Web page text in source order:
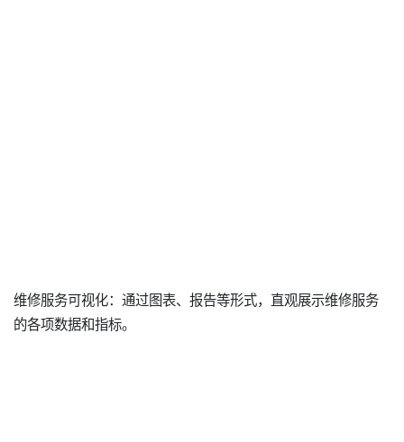
维修服务可视化：通过图表、报告等形式，直观展示维修服务
的各项数据和指标。